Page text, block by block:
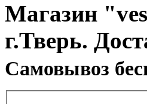
Магазин
г.Тверь.
Cамовывоз